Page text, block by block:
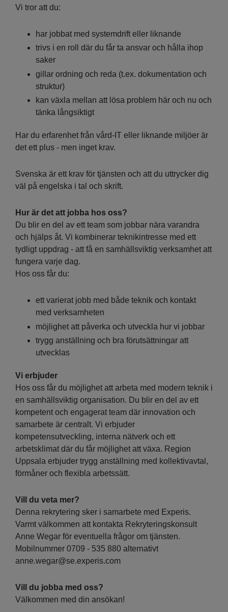
Vi tror att du:
har jobbat med systemdrift eller liknande
trivs i en roll där du får ta ansvar och hålla ihop
saker
gillar ordning och reda (t.ex. dokumentation och
struktur)
kan växla mellan att lösa problem här och nu och
tänka långsiktigt
Har du erfarenhet från vård-IT eller liknande miljöer är
det ett plus - men inget krav.
Svenska är ett krav för tjänsten och att du uttrycker dig
väl på engelska i tal och skrift.
Hur är det att jobba hos oss?
Du blir en del av ett team som jobbar nära varandra
och hjälps åt. Vi kombinerar teknikintresse med ett
tydligt uppdrag - att få en samhällsviktig verksamhet att
fungera varje dag.
Hos oss får du:
ett varierat jobb med både teknik och kontakt
med verksamheten
möjlighet att påverka och utveckla hur vi jobbar
trygg anställning och bra förutsättningar att
utvecklas
Vi erbjuder
Hos oss får du möjlighet att arbeta med modern teknik i
en samhällsviktig organisation. Du blir en del av ett
kompetent och engagerat team där innovation och
samarbete är centralt. Vi erbjuder
kompetensutveckling, interna nätverk och ett
arbetsklimat där du får möjlighet att växa. Region
Uppsala erbjuder trygg anställning med kollektivavtal,
förmåner och flexibla arbetssätt.
Vill du veta mer?
Denna rekrytering sker i samarbete med Experis.
Varmt välkommen att kontakta Rekryteringskonsult
Anne Wegar för eventuella frågor om tjänsten.
Mobilnummer 0709 - 535 880 alternativt
anne.wegar@se.experis.com
Vill du jobba med oss?
Välkommen med din ansökan!